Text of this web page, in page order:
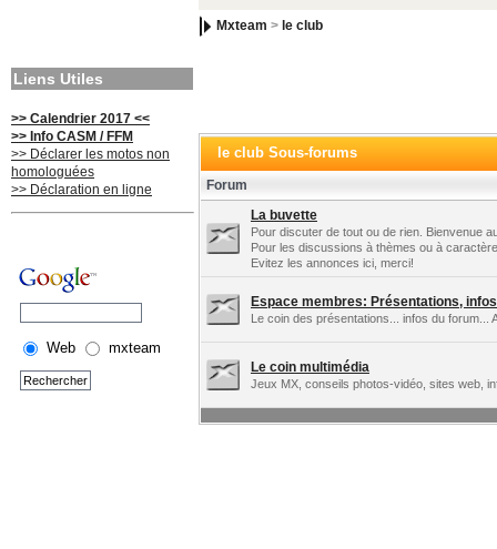
Liens Utiles
>> Calendrier 2017 <<
>> Info CASM / FFM
>> Déclarer les motos non
homologuées
>> Déclaration en ligne
Web mxteam
Mxteam > le club
le club Sous-forums
Forum
La buvette
Pour discuter de tout ou de rien. Bienvenue
Pour les discussions à thèmes ou à
Evitez les annonces ici, merci!
Espace membres: Présentations,
Le coin des présentations... infos du forum...
Le coin multimédia
Jeux MX, conseils photos-vidéo, sites web,